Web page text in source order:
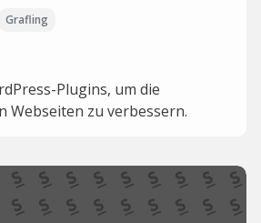
Grafling
Plugins, um die
Webseiten zu verbessern.